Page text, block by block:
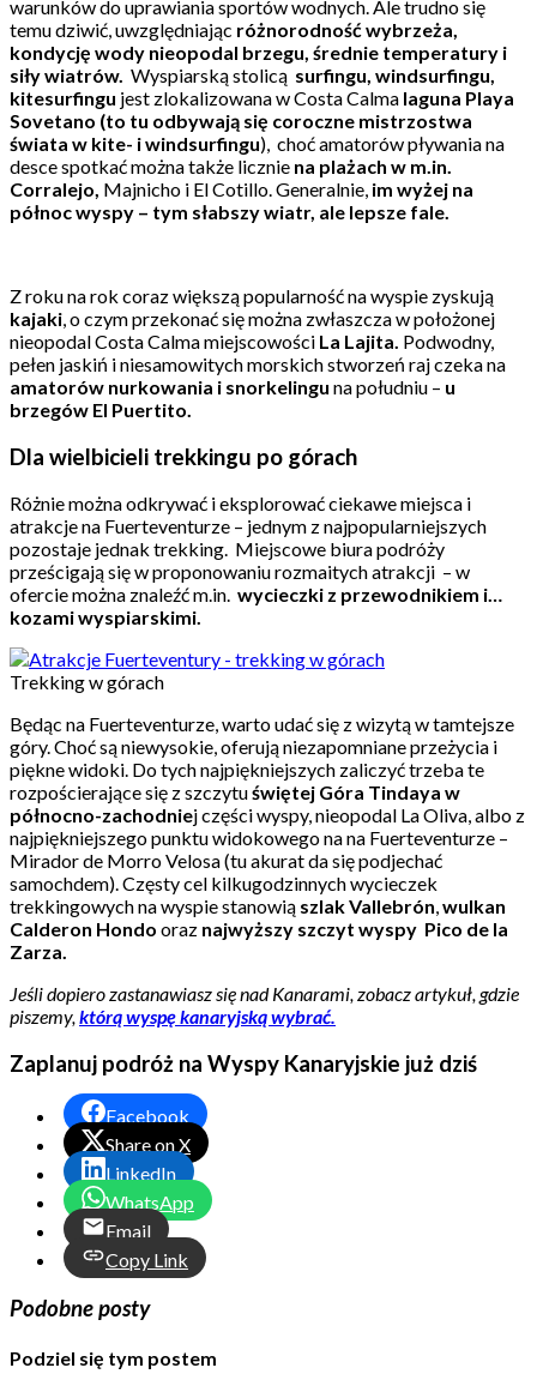
warunków do uprawiania sportów wodnych. Ale trudno się
temu dziwić, uwzględniając różnorodność wybrzeża,
kondycję wody nieopodal brzegu, średnie temperatury i
siły wiatrów. Wyspiarską stolicą surfingu, windsurfingu,
kitesurfingu jest zlokalizowana w Costa Calma laguna Playa
Sovetano (to tu odbywają się coroczne mistrzostwa
świata w kite- i windsurfingu), choć amatorów pływania na
desce spotkać można także licznie na plażach w m.in.
Corralejo, Majnicho i El Cotillo. Generalnie, im wyżej na
północ wyspy – tym słabszy wiatr, ale lepsze fale.
Z roku na rok coraz większą popularność na wyspie zyskują
kajaki, o czym przekonać się można zwłaszcza w położonej
nieopodal Costa Calma miejscowości La Lajita. Podwodny,
pełen jaskiń i niesamowitych morskich stworzeń raj czeka na
amatorów nurkowania i snorkelingu na południu – u
brzegów El Puertito.
Dla wielbicieli trekkingu po górach
Różnie można odkrywać i eksplorować ciekawe miejsca i
atrakcje na Fuerteventurze – jednym z najpopularniejszych
pozostaje jednak trekking. Miejscowe biura podróży
prześcigają się w proponowaniu rozmaitych atrakcji – w
ofercie można znaleźć m.in. wycieczki z przewodnikiem i…
kozami wyspiarskimi.
Trekking w górach
Będąc na Fuerteventurze, warto udać się z wizytą w tamtejsze
góry. Choć są niewysokie, oferują niezapomniane przeżycia i
piękne widoki. Do tych najpiękniejszych zaliczyć trzeba te
rozpościerające się z szczytuświętej Góra Tindaya w
północno-zachodniej części wyspy, nieopodal La Oliva, albo z
najpiękniejszego punktu widokowego na na Fuerteventurze –
Mirador de Morro Velosa (tu akurat da się podjechać
samochdem). Częsty cel kilkugodzinnych wycieczek
trekkingowych na wyspie stanowią szlak Vallebrón,wulkan
Calderon Hondo oraz najwyższy szczyt wyspy Pico de la
Zarza.
Jeśli dopiero zastanawiasz się nad Kanarami, zobacz artykuł, gdzie
piszemy,którą wyspę kanaryjską wybrać.
Zaplanuj podróż na Wyspy Kanaryjskie już dziś
Facebook
Share on X
LinkedIn
WhatsApp
Email
Copy Link
Podobne posty
Podziel się tym postem